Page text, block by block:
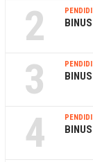
2
3
4